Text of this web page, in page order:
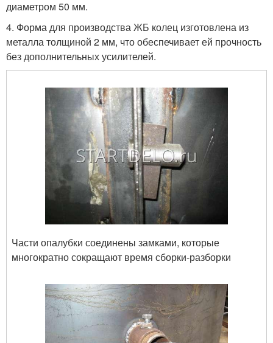
диаметром 50 мм.
4. Форма для производства ЖБ колец изготовлена из
металла толщиной 2 мм, что обеспечивает ей прочность
без дополнительных усилителей.
Части опалубки соединены замками, которые
многократно сокращают время сборки-разборки